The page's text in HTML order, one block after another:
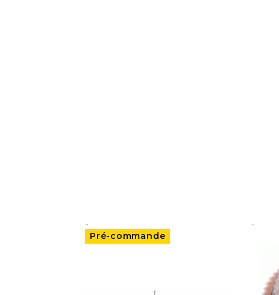
..
Pré-commande
..